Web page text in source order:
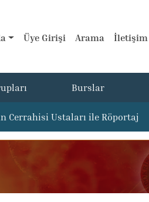
Üye Girişi Arama İletişim
Burslar
Cerrahisi Ustaları ile Röportaj